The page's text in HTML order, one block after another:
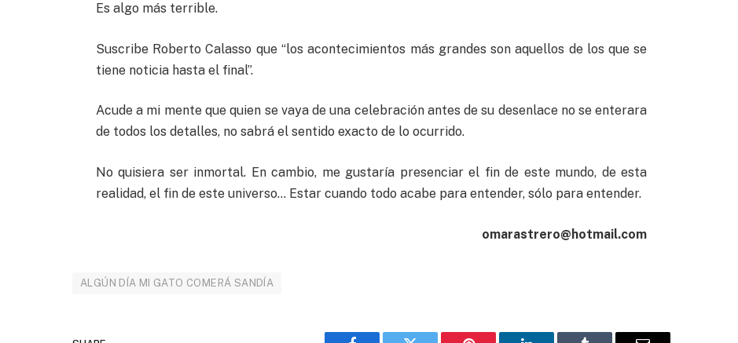
Es algo más terrible.
Suscribe Roberto Calasso que “los acontecimientos más grandes son aquellos de los que se
tiene noticia hasta el final”.
Acude a mi mente que quien se vaya de una celebración antes de su desenlace no se enterara
de todos los detalles, no sabrá el sentido exacto de lo ocurrido.
No quisiera ser inmortal. En cambio, me gustaría presenciar el fin de este mundo, de esta
realidad, el fin de este universo… Estar cuando todo acabe para entender, sólo para entender.
omarastrero@hotmail.com
ALGÚN DÍA MI GATO COMERÁ SANDÍA